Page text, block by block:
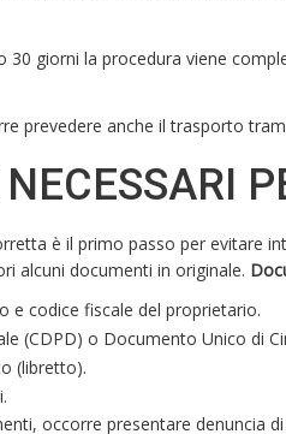
30 giorni la procedura viene
prevedere anche il trasporto
è il primo passo per evitare
alcuni documenti in originale.
e codice fiscale del proprietario.
(CDPD) o Documento Unico di
(libretto).
occorre presentare denuncia